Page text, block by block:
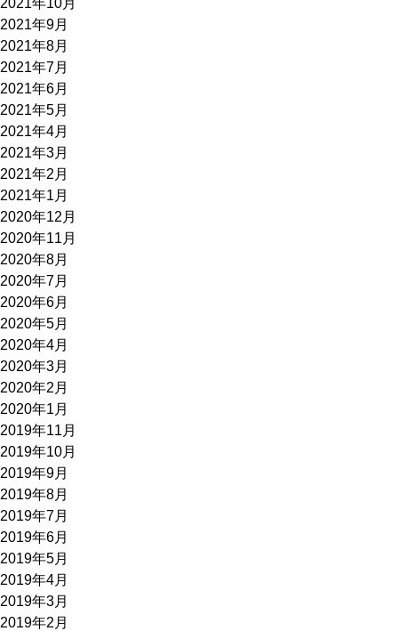
2021年10月
2021年9月
2021年8月
2021年7月
2021年6月
2021年5月
2021年4月
2021年3月
2021年2月
2021年1月
2020年12月
2020年11月
2020年8月
2020年7月
2020年6月
2020年5月
2020年4月
2020年3月
2020年2月
2020年1月
2019年11月
2019年10月
2019年9月
2019年8月
2019年7月
2019年6月
2019年5月
2019年4月
2019年3月
2019年2月